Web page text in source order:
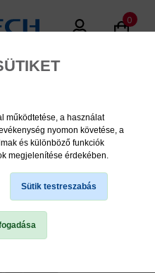
működtetése, a használat
nyomon követése, a
és különböző funkciók
megjelenítése érdekében.
Sütik testreszabás
0
MENU